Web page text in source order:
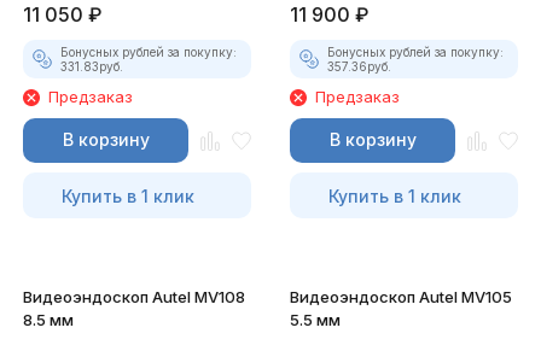
11 050 ₽
Бонусных рублей за покупку:
331.83руб.
Предзаказ
В корзину
Купить в 1 клик
11 900 ₽
Бонусных рублей за покупку:
357.36руб.
Предзаказ
В корзину
Купить в 1 клик
Видеоэндоскоп Autel MV108
8.5 мм
Видеоэндоскоп Autel MV105
5.5 мм